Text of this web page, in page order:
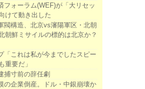
フォーラム(WEF)が「大リセッ
けて動き出した
閥構造、北京vs瀋陽軍区・北朝
鮮ミサイルの標的は北京か？
「これは私が今までしたスピー
重要だ」
捕寸前の辞任劇
の企業倒産。ドル・中銀崩壊か